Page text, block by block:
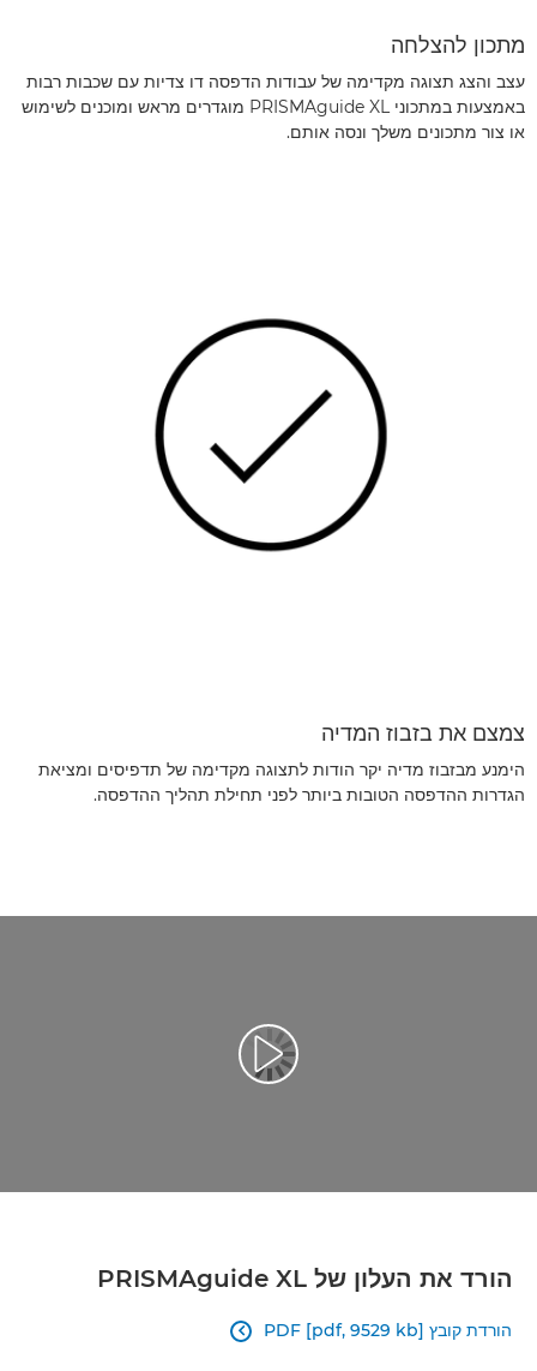
מתכון להצלחה
עצב והצג תצוגה מקדימה של עבודות הדפסה דו צדיות עם שכבות רבות
באמצעות במתכוני PRISMAguide XL מוגדרים מראש ומוכנים לשימוש
או צור מתכונים משלך ונסה אותם.
צמצם את בזבוז המדיה
הימנע מבזבוז מדיה יקר הודות לתצוגה מקדימה של תדפיסים ומציאת
הגדרות ההדפסה הטובות ביותר לפני תחילת תהליך ההדפסה.
הפעל וידאו
הורד את העלון של PRISMAguide XL
הורדת קובץ PDF [pdf, 9529 kb] 